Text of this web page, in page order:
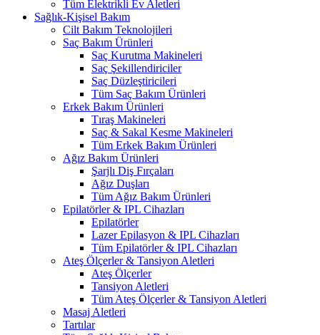
Tüm Elektrikli Ev Aletleri
Sağlık-Kişisel Bakım
Cilt Bakım Teknolojileri
Saç Bakım Ürünleri
Saç Kurutma Makineleri
Saç Şekillendiriciler
Saç Düzleştiricileri
Tüm Saç Bakım Ürünleri
Erkek Bakım Ürünleri
Tıraş Makineleri
Saç & Sakal Kesme Makineleri
Tüm Erkek Bakım Ürünleri
Ağız Bakım Ürünleri
Şarjlı Diş Fırçaları
Ağız Duşları
Tüm Ağız Bakım Ürünleri
Epilatörler & IPL Cihazları
Epilatörler
Lazer Epilasyon & IPL Cihazları
Tüm Epilatörler & IPL Cihazları
Ateş Ölçerler & Tansiyon Aletleri
Ateş Ölçerler
Tansiyon Aletleri
Tüm Ateş Ölçerler & Tansiyon Aletleri
Masaj Aletleri
Tartılar